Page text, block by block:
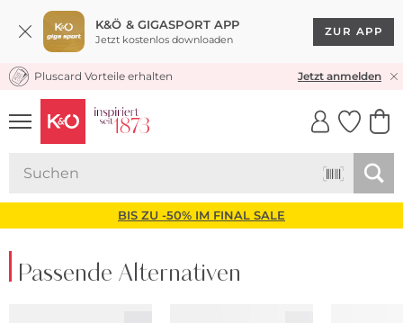
K&Ö & GIGASPORT APP
Jetzt kostenlos downloaden
ZUR APP
KOSTENLOSER VERSAND* & RÜCKVERSAND
Pluscard Vorteile erhalten Jetzt anmelden
UNSERE APP
CLICK &
BIS ZU -50% IM FINAL SALE
Passende Alternativen